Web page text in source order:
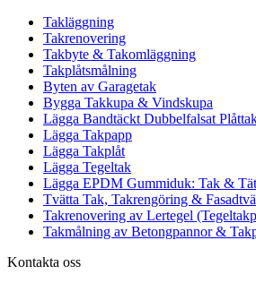
Takläggning
Takrenovering
Takbyte & Takomläggning
Takplåtsmålning
Byten av Garagetak
Bygga Takkupa & Vindskupa
Lägga Bandtäckt Dubbelfalsat
Lägga Takpapp
Lägga Takplåt
Lägga Tegeltak
Lägga EPDM Gummiduk: Tak &
Tvätta Tak, Takrengöring &
Takrenovering av Lertegel
Takmålning av Betongpannor &
Kontakta oss